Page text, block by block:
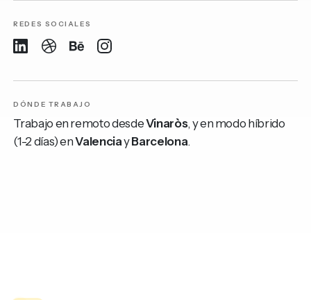
REDES SOCIALES
DÓNDE TRABAJO
Trabajo en remoto desdeVinaròs, y en modo híbrido
(1-2 días) enValenciayBarcelona.